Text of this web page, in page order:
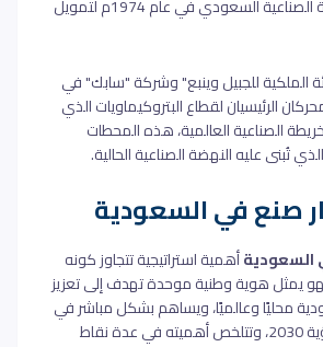
وإنشاء صندوق التنمية الصناعية السعودي في عام 1974م لتمويل
الملكية للجبيل وينبع" وشركة "سابك" في
المحركان الرئيسيان لقطاع البتروكيماويات الذي
الصناعية العالمية، هذه المحطات
تُبنى عليه النهضة الصناعية الحالية.
صنع في السعودية
أهمية استراتيجية تتجاوز كونه
يمثل هوية وطنية موحدة تهدف إلى تعزيز
محليًا وعالميًا، ويساهم بشكل مباشر في
تحقيق مستهدفات رؤية 2030، وتتلخص أهميته في عدة نقاط